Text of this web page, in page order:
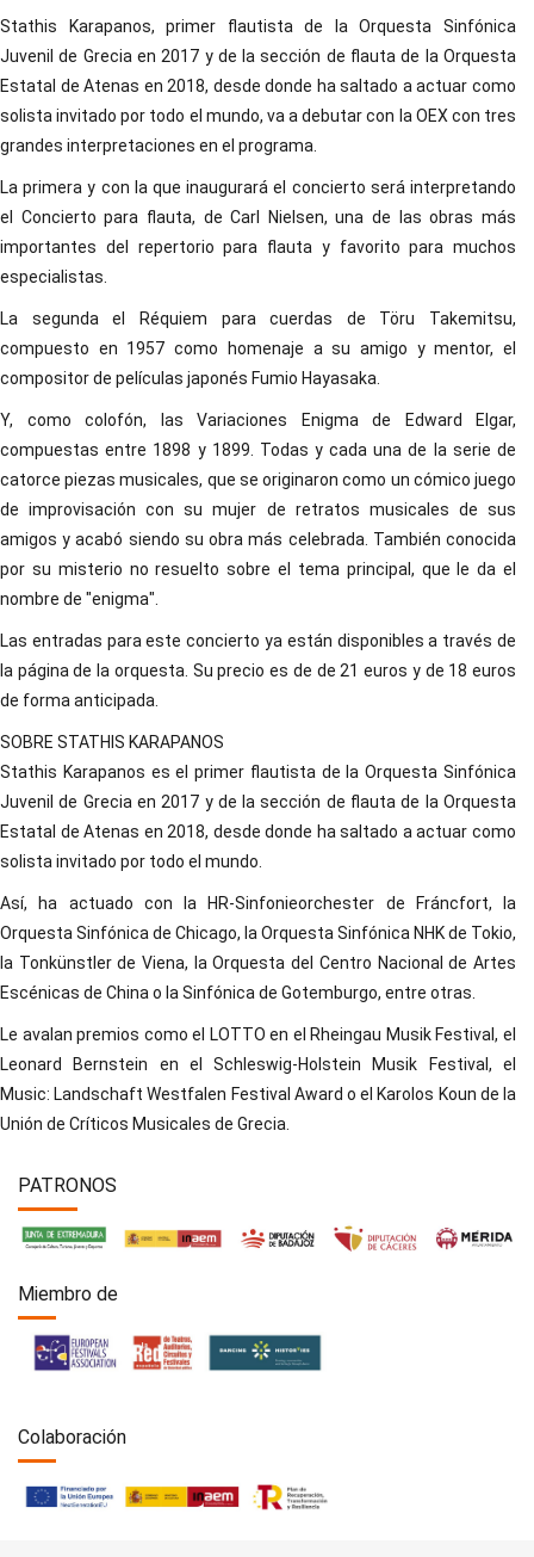
Stathis Karapanos, primer flautista de la Orquesta Sinfónica
Juvenil de Grecia en 2017 y de la sección de flauta de la Orquesta
Estatal de Atenas en 2018, desde donde ha saltado a actuar como
solista invitado por todo el mundo, va a debutar con la OEX con tres
grandes interpretaciones en el programa.
La primera y con la que inaugurará el concierto será interpretando
el Concierto para flauta, de Carl Nielsen, una de las obras más
importantes del repertorio para flauta y favorito para muchos
especialistas.
La segunda el Réquiem para cuerdas de Töru Takemitsu,
compuesto en 1957 como homenaje a su amigo y mentor, el
compositor de películas japonés Fumio Hayasaka.
Y, como colofón, las Variaciones Enigma de Edward Elgar,
compuestas entre 1898 y 1899. Todas y cada una de la serie de
catorce piezas musicales, que se originaron como un cómico juego
de improvisación con su mujer de retratos musicales de sus
amigos y acabó siendo su obra más celebrada. También conocida
por su misterio no resuelto sobre el tema principal, que le da el
nombre de "enigma".
Las entradas para este concierto ya están disponibles a través de
la página de la orquesta. Su precio es de de 21 euros y de 18 euros
de forma anticipada.
SOBRE STATHIS KARAPANOS
Stathis Karapanos es el primer flautista de la Orquesta Sinfónica
Juvenil de Grecia en 2017 y de la sección de flauta de la Orquesta
Estatal de Atenas en 2018, desde donde ha saltado a actuar como
solista invitado por todo el mundo.
Así, ha actuado con la HR-Sinfonieorchester de Fráncfort, la
Orquesta Sinfónica de Chicago, la Orquesta Sinfónica NHK de Tokio,
la Tonkünstler de Viena, la Orquesta del Centro Nacional de Artes
Escénicas de China o la Sinfónica de Gotemburgo, entre otras.
Le avalan premios como el LOTTO en el Rheingau Musik Festival, el
Leonard Bernstein en el Schleswig-Holstein Musik Festival, el
Music: Landschaft Westfalen Festival Award o el Karolos Koun de la
Unión de Críticos Musicales de Grecia.
PATRONOS
Miembro de
Colaboración